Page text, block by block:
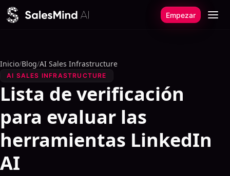
Ir al contenido
Empezar
Inicio/Blog/AI Sales Infrastructure
AI SALES INFRASTRUCTURE
Lista de verificación
para evaluar las
herramientas LinkedIn
AI